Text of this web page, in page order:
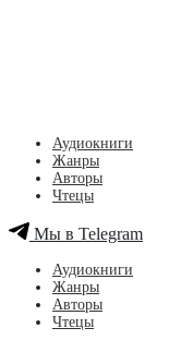
Аудиокниги
Жанры
Авторы
Чтецы
Мы в Telegram
Аудиокниги
Жанры
Авторы
Чтецы